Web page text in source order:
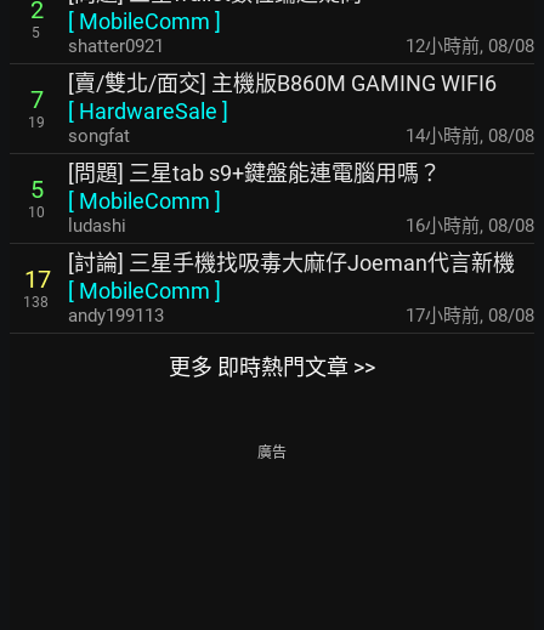
2
5
[ MobileComm ]
shatter0921 12小時前, 08/08
7
19
[賣/雙北/面交] 主機版B860M GAMING WIFI6
[ HardwareSale ]
songfat 14小時前, 08/08
5
10
[問題] 三星tab s9+鍵盤能連電腦用嗎？
[ MobileComm ]
ludashi 16小時前, 08/08
17
138
[討論] 三星手機找吸毒大麻仔Joeman代言新機
[ MobileComm ]
andy199113 17小時前, 08/08
更多 即時熱門文章 >>
廣告